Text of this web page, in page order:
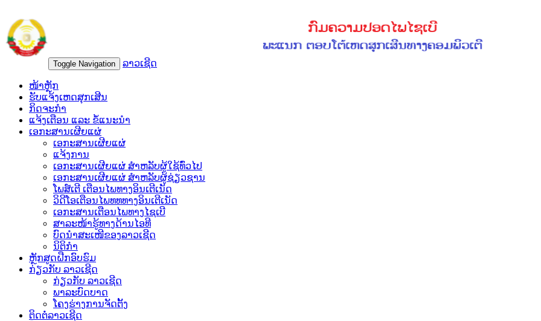
Toggle Navigation ລາວເຊີດ
ໜ້າຫຼັກ
ຮັບແຈ້ງເຫດສຸກເສີນ
ກິດຈະກຳ
ແຈ້ງເຕືອນ ແລະ ຂໍ້ແນະນຳ
ເອກະສານເຜີຍແຜ່
ເອກະສານເຜີຍແຜ່
ແຈ້ງການ
ເອກະສານເຜີຍແຜ່ ສຳຫລັບຜູ້ໃຊ້ທົ່ວໄປ
ເອກະສານເຜີຍແຜ່ ສຳຫລັບຜູ້ຊ່ຽວຊານ
ໂພສ໌ເຕີ ເຕືອນໄພທາງອິນເຕີເນັດ
ວິດີໂອເຕືອນໄພທທທາງອິນເຕີເນັດ
ເອ​ກະ​ສານເຕືອນໄພທາງໄຊເບີ
ສາລະໜ້າຮູ້ທາງດ້ານໄອທີ
ບົດນຳສະເໜີຂອງລາວເຊີດ
ນິຕິກຳ
ຫຼັກສູດຝືກອົບຮົມ
ກ່ຽວກັບ ລາວເຊີດ
ກ່ຽວກັບ ລາວເຊີດ
ພາລະບົດບາດ
ໂຄງຮ່າງການຈັດຕັ້ງ
ຕິດຕໍ່ລາວເຊີດ